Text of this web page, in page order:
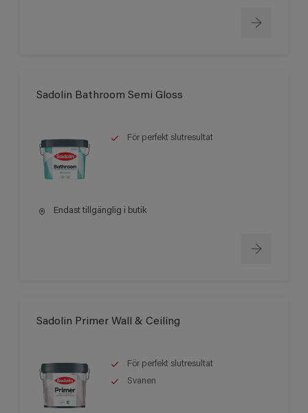
Sadolin Bathroom Semi Gloss
För perfekt slutresultat
Endast tillgänglig i butik
Sadolin Primer Wall & Ceiling
För perfekt slutresultat
Svanen